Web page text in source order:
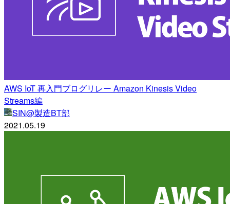
AWS IoT 再入門ブログリレー Amazon Kinesis Video
Streams編
SIN@製造BT部
2021.05.19